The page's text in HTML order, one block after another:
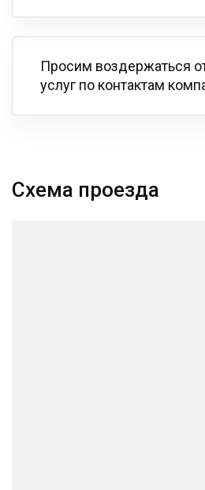
Просим воздержаться
услуг по контактам
Схема проезда